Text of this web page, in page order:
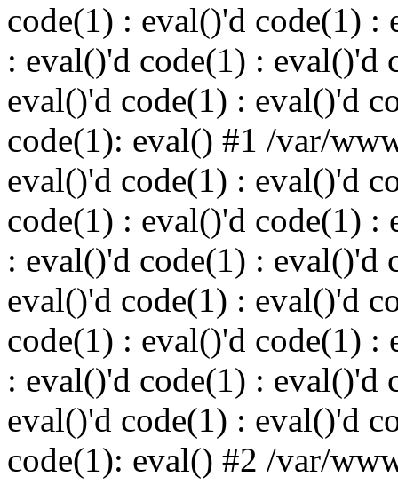
code(1) : eval()'d code(1) :
: eval()'d code(1) : eval()'d
eval()'d code(1) : eval()'d
code(1): eval() #1 /var/
eval()'d code(1) : eval()'d
code(1) : eval()'d code(1) :
: eval()'d code(1) : eval()'d
eval()'d code(1) : eval()'d
code(1) : eval()'d code(1) :
: eval()'d code(1) : eval()'d
eval()'d code(1) : eval()'d
code(1): eval() #2 /var/